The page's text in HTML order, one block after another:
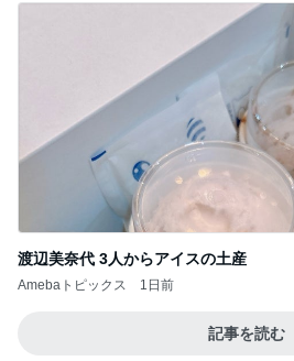
渡辺美奈代 3人からアイスの土産
Amebaトピックス 1日前
記事を読む